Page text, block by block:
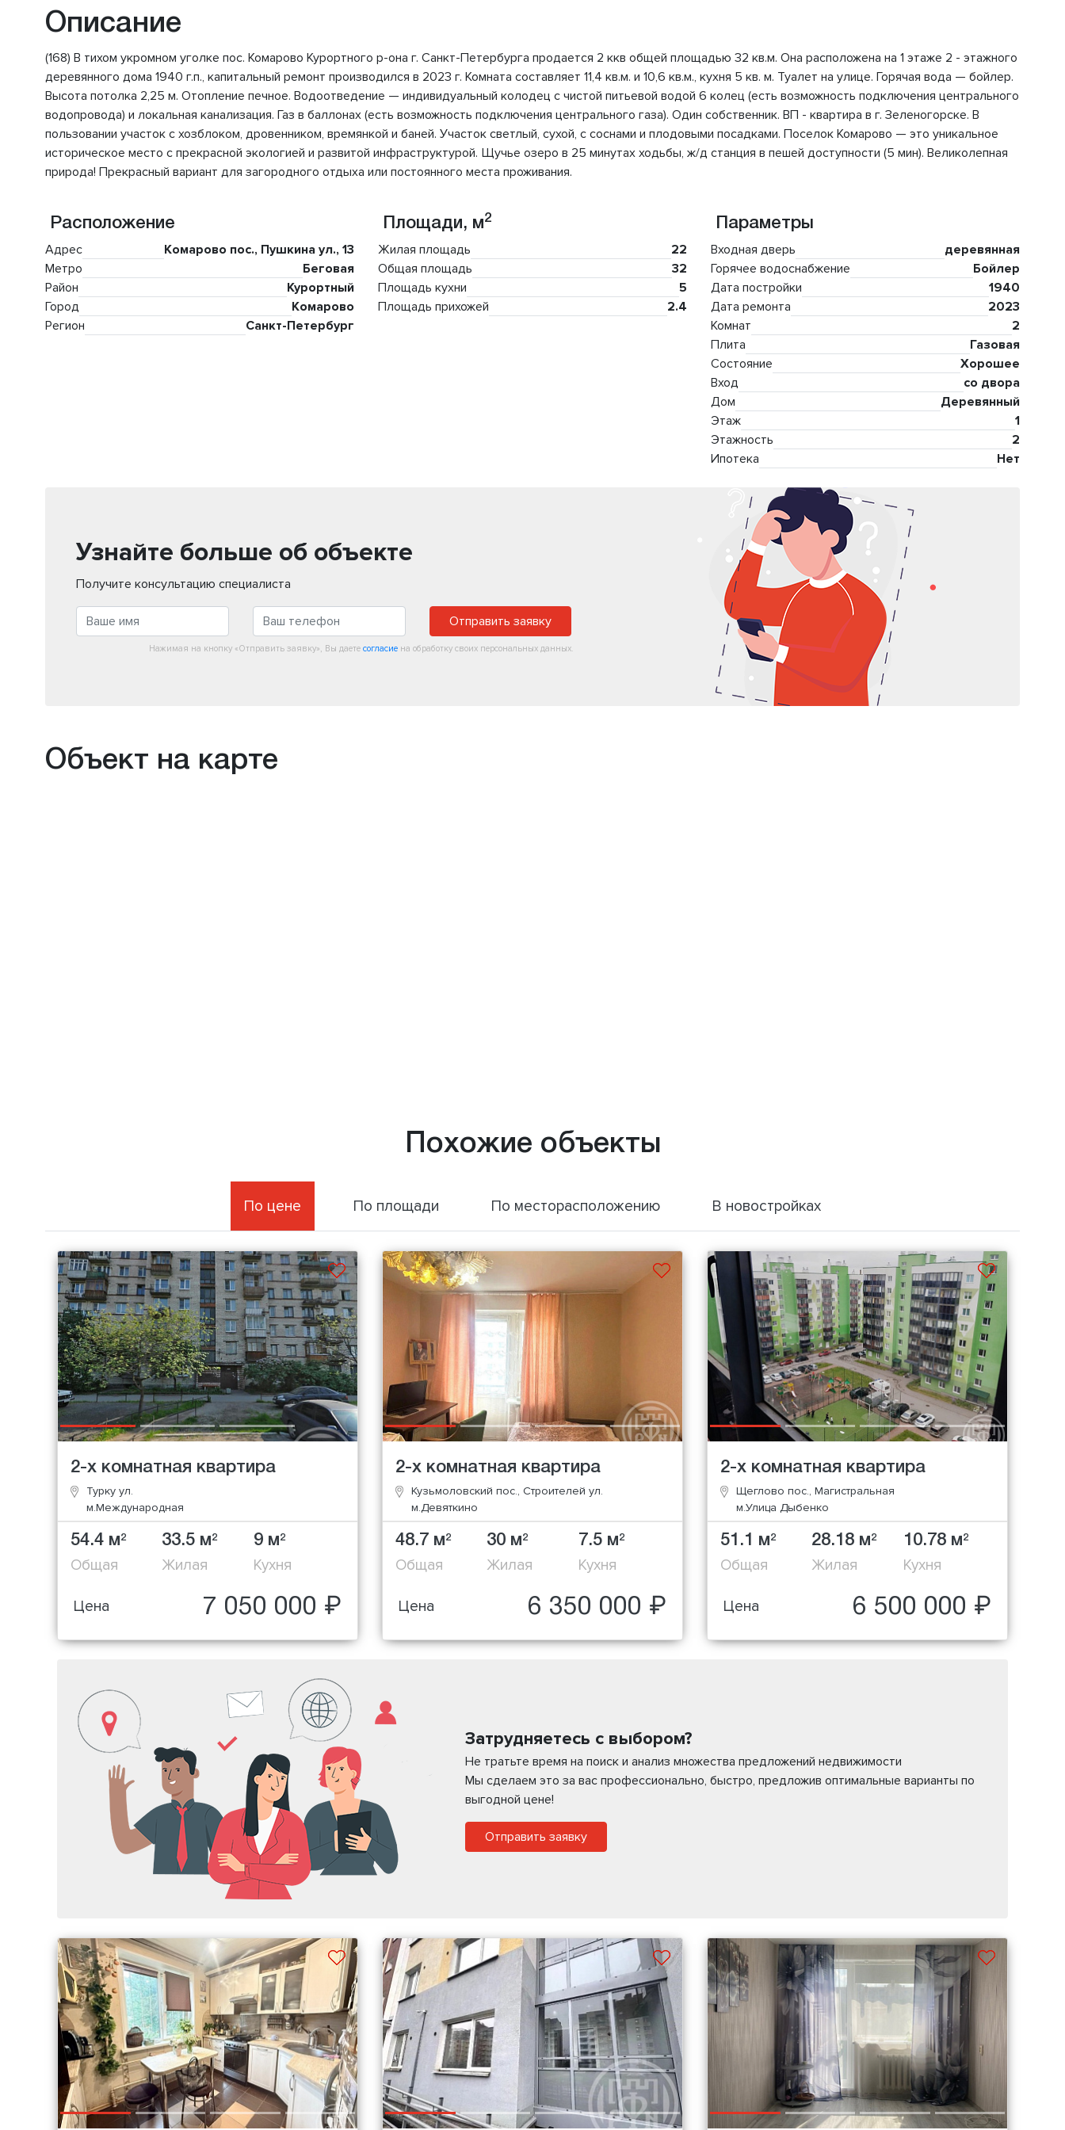
Описание
(168) В тихом укромном уголке пос. Комарово Курортного р-она г. Санкт-Петербурга продается 2 ккв общей площадью 32 кв.м. Она расположена на 1 этаже 2 - этажного
деревянного дома 1940 г.п., капитальный ремонт производился в 2023 г. Комната составляет 11,4 кв.м. и 10,6 кв.м., кухня 5 кв. м. Туалет на улице. Горячая вода — бойлер.
Высота потолка 2,25 м. Отопление печное. Водоотведение — индивидуальный колодец с чистой питьевой водой 6 колец (есть возможность подключения центрального
водопровода) и локальная канализация. Газ в баллонах (есть возможность подключения центрального газа). Один собственник. ВП - квартира в г. Зеленогорске. В
пользовании участок с хозблоком, дровенником, времянкой и баней. Участок светлый, сухой, с соснами и плодовыми посадками. Поселок Комарово — это уникальное
историческое место с прекрасной экологией и развитой инфраструктурой. Щучье озеро в 25 минутах ходьбы, ж/д станция в пешей доступности (5 мин). Великолепная
природа! Прекрасный вариант для загородного отдыха или постоянного места проживания.
Расположение
Адрес
Комарово пос., Пушкина ул., 13
Метро
Беговая
Район
Курортный
Город
Комарово
Регион
Санкт-Петербург
Площади, м2
Жилая площадь
22
Общая площадь
32
Площадь кухни
5
Площадь прихожей
2.4
Параметры
Входная дверь
деревянная
Горячее водоснабжение
Бойлер
Дата постройки
1940
Дата ремонта
2023
Комнат
2
Плита
Газовая
Состояние
Хорошее
Вход
со двора
Дом
Деревянный
Этаж
1
Этажность
2
Ипотека
Нет
Узнайте больше об объекте
Получите консультацию специалиста
Отправить заявку
Нажимая на кнопку «Отправить заявку», Вы даете согласиена обработку своих персональных данных.
Объект на карте
Похожие объекты
По цене По площади По месторасположению В новостройках
2-х комнатная квартира
Турку ул.
м.Международная
54.4 м2
Общая
33.5 м2
Жилая
9 м2
Кухня
Цена 7 050 000 ₽
2-х комнатная квартира
Кузьмоловский пос., Строителей ул.
м.Девяткино
48.7 м2
Общая
30 м2
Жилая
7.5 м2
Кухня
Цена 6 350 000 ₽
2-х комнатная квартира
Щеглово пос., Магистральная
м.Улица Дыбенко
51.1 м2
Общая
28.18 м2
Жилая
10.78 м2
Кухня
Цена 6 500 000 ₽
Затрудняетесь с выбором?
Не тратьте время на поиск и анализ множества предложений недвижимости
Мы сделаем это за вас профессионально, быстро, предложив оптимальные варианты по
выгодной цене!
Отправить заявку